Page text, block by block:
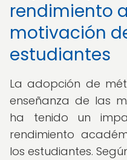
rendimiento
motivación
estudiantes
La adopción de
enseñanza de las
ha tenido un
rendimiento
los estudiantes.